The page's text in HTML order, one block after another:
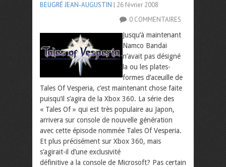
BEUGRÉ JEAN-AUGUSTIN | 26 février 2008
0 COMMENTAIRES
Jusqu’à maintenant
Namco Bandai
n’avait pas désigné
la ou les plates-
formes d’aceuille de
Tales Of Vesperia, c’est maintenant chose faite
puisqu’il s’agira de la Xbox 360. La série des
« Tales Of » qui est très populaire au Japon,
arrivera sur console de nouvelle génération
avec cette épisode nommée Tales Of Vesperia.
Et plus précisément sur Xbox 360, mais
s’agirait-il d’une exclusivité
définitive a la console de Microsoft? Pas certain